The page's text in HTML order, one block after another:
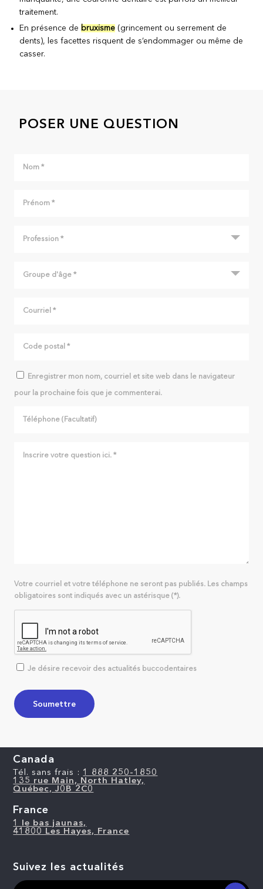
traitement.
En présence de bruxisme (grincement ou serrement de
dents), les facettes risquent de s’endommager ou même de
casser.
POSER UNE QUESTION
Enregistrer mon nom, courriel et site web dans le navigateur
pour la prochaine fois que je commenterai.
Votre courriel et votre téléphone ne seront pas publiés. Les champs
obligatoires sont indiqués avec un astérisque (*).
Je désire recevoir des actualités buccodentaires
Canada
Tél. sans frais : 1 888 250-1850
135 rue Main, North Hatley,
Québec, J0B 2C0
France
1 le bas jaunas,
41800 Les Hayes, France
Suivez les actualités